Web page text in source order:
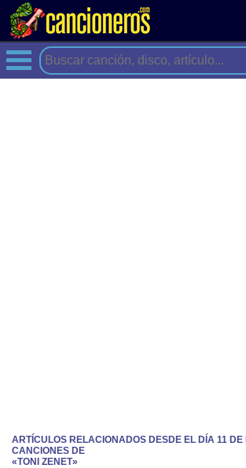
ARTÍCULOS RELACIONADOS DESDE EL DÍA 11 DE
CANCIONES DE
«TONI ZENET»